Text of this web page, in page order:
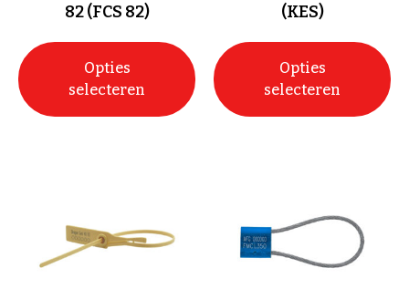
82 (FCS 82)
Opties
selecteren
(KES)
Opties
selecteren